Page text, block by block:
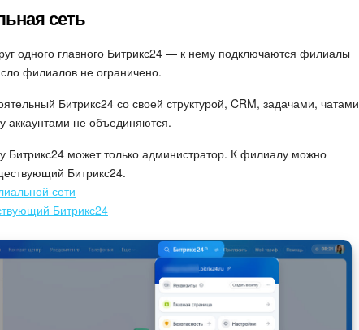
сеть
одного главного Битрикс24 — к нему подключаются филиалы
филиалов не ограничено.
Битрикс24 со своей структурой, CRM, задачами, чатами
не объединяются.
Битрикс24 может только администратор. К филиалу можно
Битрикс24.
сети
Битрикс24